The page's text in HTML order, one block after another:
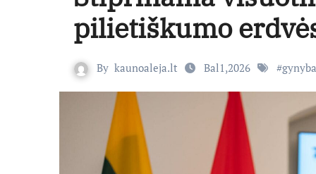
pilietiškumo
By kaunoaleja.lt Bal1,2026 #gynyba